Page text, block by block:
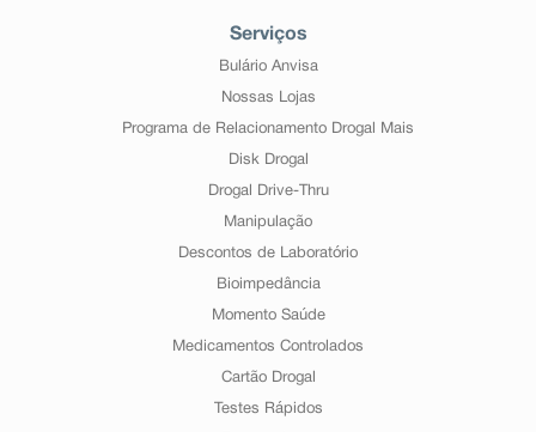
Serviços
Bulário Anvisa
Nossas Lojas
Programa de Relacionamento Drogal Mais
Disk Drogal
Drogal Drive-Thru
Manipulação
Descontos de Laboratório
Bioimpedância
Momento Saúde
Medicamentos Controlados
Cartão Drogal
Testes Rápidos